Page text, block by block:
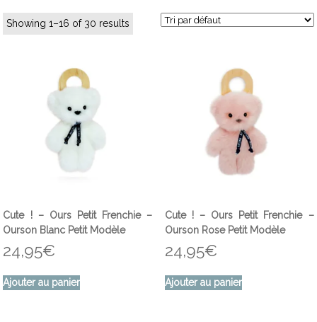
Showing 1–16 of 30 results
Cute ! – Ours Petit Frenchie –
Ourson Blanc Petit Modèle
24,95€
Ajouter au panier
Cute ! – Ours Petit Frenchie –
Ourson Rose Petit Modèle
24,95€
Ajouter au panier